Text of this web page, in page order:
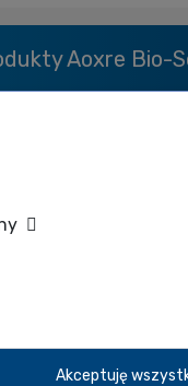
Aoxre Bio-
Akceptuję